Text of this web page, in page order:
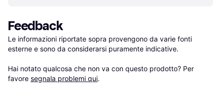
Feedback
Le informazioni riportate sopra provengono da varie fonti
esterne e sono da considerarsi puramente indicative.
Hai notato qualcosa che non va con questo prodotto? Per
favore segnala problemi qui.